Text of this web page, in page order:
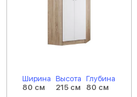
Ширина
80 см
Высота
215 см
Глубина
80 см